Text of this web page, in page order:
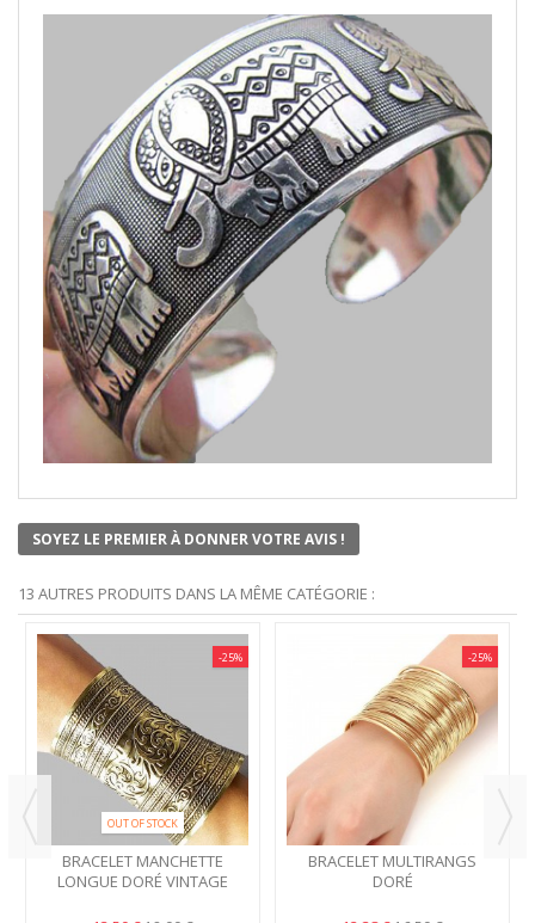
SOYEZ LE PREMIER À DONNER VOTRE AVIS !
13 AUTRES PRODUITS DANS LA MÊME CATÉGORIE :
MULTIRANGS
BRACELET MANCHETTE
VINTAGE ETHNIQUE
12,75 €
VOIR PLUS
BRACELET